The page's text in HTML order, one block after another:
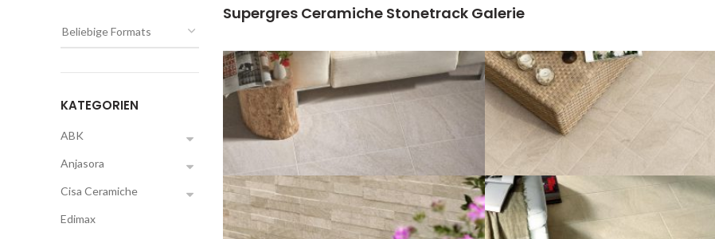
Supergres Ceramiche Stonetrack Galerie
KATEGORIEN
ABK
Anjasora
Cisa Ceramiche
Edimax